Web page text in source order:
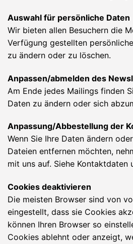
Auswahl für persönliche Daten
Wir bieten allen Besuchern die
Verfügung gestellten
zu ändern oder zu löschen.
Anpassen/abmelden des
Am Ende jedes Mailings finden
Daten zu ändern oder sich
Anpassung/Abbestellung der
Wenn Sie Ihre Daten ändern
Dateien entfernen möchten,
mit uns auf. Siehe Kontaktdaten
Cookies deaktivieren
Die meisten Browser sind von
eingestellt, dass sie Cookies
können Ihren Browser so
Cookies ablehnt oder anzeigt,